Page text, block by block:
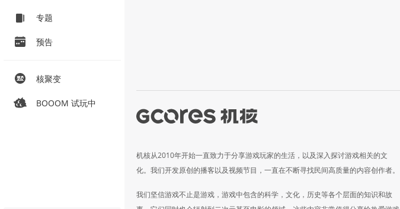
专题
预告
核聚变
BOOOM 试玩中
机核从2010年开始一直致力于分享游戏玩家的生活，以及深入探讨游戏相关的文
化。我们开发原创的播客以及视频节目，一直在不断寻找民间高质量的内容创作者。
我们坚信游戏不止是游戏，游戏中包含的科学，文化，历史等各个层面的知识和故